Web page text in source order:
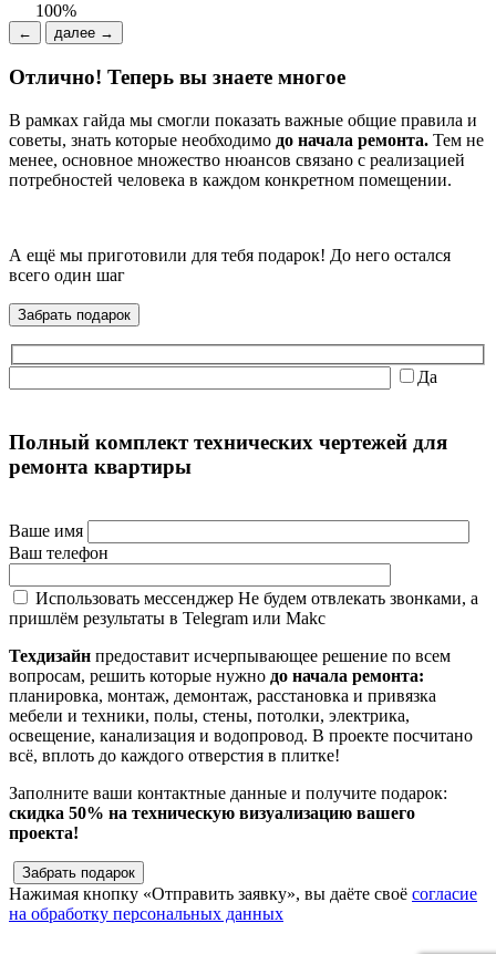
100%
← далее →
Отлично! Теперь вы знаете многое
В рамках гайда мы смогли показать важные общие правила и
советы, знать которые необходимо до начала ремонта. Тем не
менее, основное множество нюансов связано с реализацией
потребностей человека в каждом конкретном помещении.
А ещё мы приготовили для тебя подарок! До него остался
всего один шаг
Забрать подарок
Да
Полный комплект технических чертежей для
ремонта квартиры
Ваше имя
Ваш телефон
Использовать мессенджер Не будем отвлекать звонками, а
пришлём результаты в Telegram или Makc
Техдизайн предоставит исчерпывающее решение по всем
вопросам, решить которые нужно до начала ремонта:
планировка, монтаж, демонтаж, расстановка и привязка
мебели и техники, полы, стены, потолки, электрика,
освещение, канализация и водопровод. В проекте посчитано
всё, вплоть до каждого отверстия в плитке!
Заполните ваши контактные данные и получите подарок:
скидка 50% на техническую визуализацию вашего
проекта!
Забрать подарок
Нажимая кнопку «Отправить заявку», вы даёте своё согласие
на обработку персональных данных